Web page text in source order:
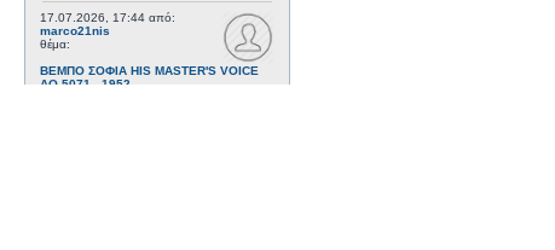
17.07.2026, 17:44 από:
marco21nis
θέμα:
ΒΕΜΠΟ ΣΟΦΙΑ HIS MASTER'S VOICE
AO 5071 - 1952